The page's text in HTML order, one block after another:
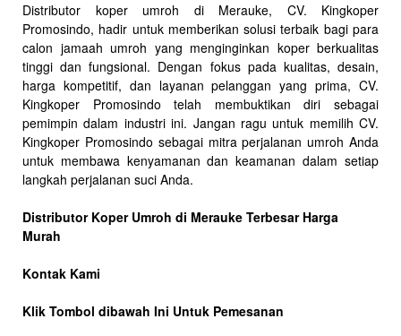
Distributor koper umroh di Merauke, CV. Kingkoper
Promosindo, hadir untuk memberikan solusi terbaik bagi para
calon jamaah umroh yang menginginkan koper berkualitas
tinggi dan fungsional. Dengan fokus pada kualitas, desain,
harga kompetitif, dan layanan pelanggan yang prima, CV.
Kingkoper Promosindo telah membuktikan diri sebagai
pemimpin dalam industri ini. Jangan ragu untuk memilih CV.
Kingkoper Promosindo sebagai mitra perjalanan umroh Anda
untuk membawa kenyamanan dan keamanan dalam setiap
langkah perjalanan suci Anda.
Distributor Koper Umroh di Merauke Terbesar Harga
Murah
Kontak Kami
Klik Tombol dibawah Ini Untuk Pemesanan